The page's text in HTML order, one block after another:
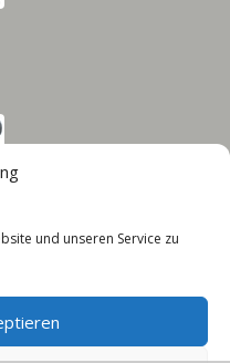
und unseren Service zu